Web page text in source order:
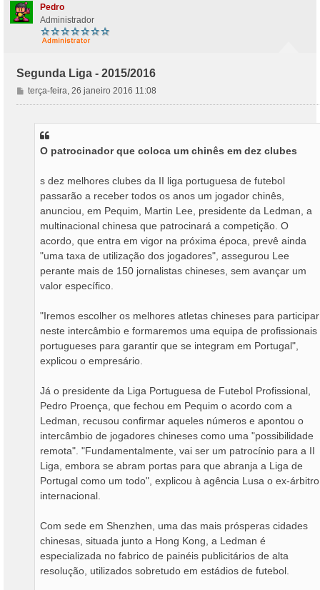
Pedro
Administrador
Segunda Liga - 2015/2016
M
e
terça-feira, 26 janeiro 2016 11:08
O patrocinador que coloca um chinês em dez clubes
s dez melhores clubes da II liga portuguesa de futebol
passarão a receber todos os anos um jogador chinês,
anunciou, em Pequim, Martin Lee, presidente da Ledman, a
multinacional chinesa que patrocinará a competição. O
acordo, que entra em vigor na próxima época, prevê ainda
"uma taxa de utilização dos jogadores", assegurou Lee
perante mais de 150 jornalistas chineses, sem avançar um
valor específico.
"Iremos escolher os melhores atletas chineses para participar
neste intercâmbio e formaremos uma equipa de profissionais
portugueses para garantir que se integram em Portugal",
explicou o empresário.
Já o presidente da Liga Portuguesa de Futebol Profissional,
Pedro Proença, que fechou em Pequim o acordo com a
Ledman, recusou confirmar aqueles números e apontou o
intercâmbio de jogadores chineses como uma "possibilidade
remota". "Fundamentalmente, vai ser um patrocínio para a II
Liga, embora se abram portas para que abranja a Liga de
Portugal como um todo", explicou à agência Lusa o ex-árbitro
internacional.
Com sede em Shenzhen, uma das mais prósperas cidades
chinesas, situada junto a Hong Kong, a Ledman é
especializada no fabrico de painéis publicitários de alta
resolução, utilizados sobretudo em estádios de futebol.